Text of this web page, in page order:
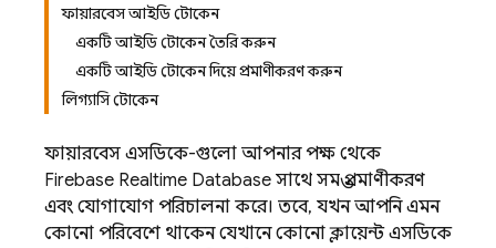
ফায়ারবেস আইডি টোকেন
একটি আইডি টোকেন তৈরি করুন
একটি আইডি টোকেন দিয়ে প্রমাণীকরণ করুন
লিগ্যাসি টোকেন
ফায়ারবেস এসডিকে-গুলো আপনার পক্ষ থেকে
Firebase Realtime Database সাথে সমস্ত প্রমাণীকরণ
এবং যোগাযোগ পরিচালনা করে। তবে, যখন আপনি এমন
কোনো পরিবেশে থাকেন যেখানে কোনো ক্লায়েন্ট এসডিকে